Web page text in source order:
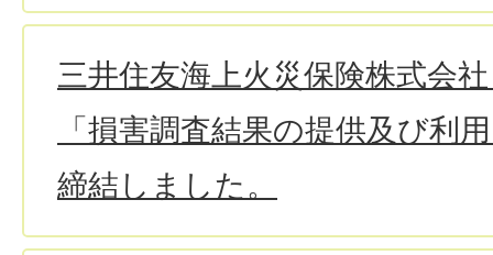
三井住友海上火災保険株式会
「損害調査結果の提供及び利
締結しました。